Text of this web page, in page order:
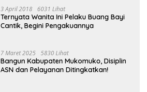
3 April 2018 6031 Lihat
Ternyata Wanita Ini Pelaku Buang Bayi
Cantik, Begini Pengakuannya
7 Maret 2025 5830 Lihat
Bangun Kabupaten Mukomuko, Disiplin
ASN dan Pelayanan Ditingkatkan!